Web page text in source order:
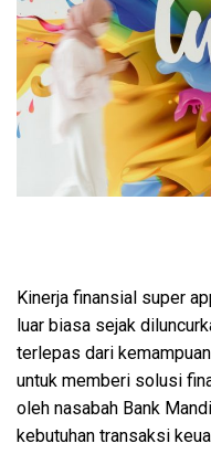
Kinerja finansial super
luar biasa sejak
terlepas dari
untuk memberi solusi
oleh nasabah Bank
kebutuhan transaksi